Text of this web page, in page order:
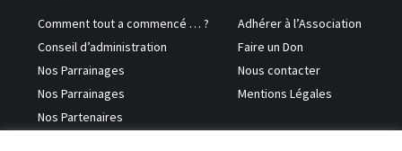
Comment tout a commencé … ?
Conseil d’administration
Nos Parrainages
Nos Parrainages
Nos Partenaires
Adhérer à l’Association
Faire un Don
Nous contacter
Mentions Légales